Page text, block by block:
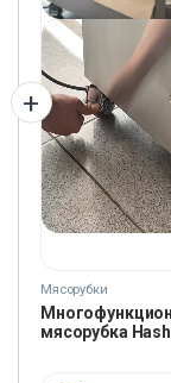
Мясорубки
мясорубка